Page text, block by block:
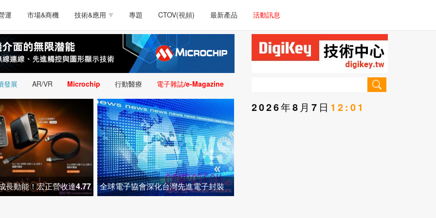
測試量測
軟體/工具 醫療電子
人工智慧 安防監控
運 市場&商機 技術&應用
電源技術
醫療電子 通訊&網路
類比技術 LED/照明技術 微處理器/微控制器
嵌入技術 感測技術 量測儀器
智慧型視覺影像/監
控技術
專題 CTOV(視頻) 最新產品 活動訊息
測試量測 通訊/網路
軟體/工具 醫療電子
人工智慧 安防監控
智慧設計 汽車電子/車載系統
醫療電子 通訊&網路 介面技術
類比技術 LED/照明技術 微處理器/微控制器
嵌入技術 感測技術 量測儀器
智慧型視覺影像/監
發展 AR/VR Microchip 行動醫療 電子雜誌/e-Magazine
長動能！宏正營收達4.77
全球電子協會深化台灣先進電子封裝
2026年8月7日 12:01